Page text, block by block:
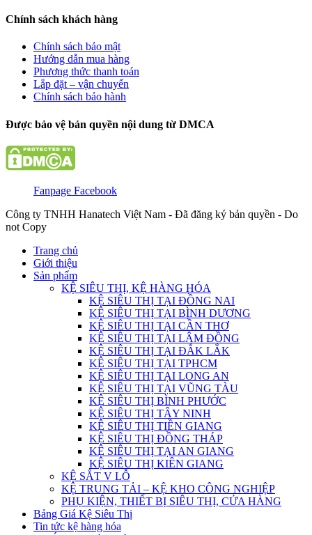
Chính sách khách hàng
Chính sách bảo mật
Hướng dẫn mua hàng
Phương thức thanh toán
Lắp đặt – vận chuyển
Chính sách bảo hành
Được bảo vệ bản quyền nội dung từ DMCA
Fanpage Facebook
Công ty TNHH Hanatech Việt Nam - Đã đăng ký bản quyền - Do
not Copy
Trang chủ
Giới thiệu
Sản phẩm
KỆ SIÊU THỊ, KỆ HÀNG HÓA
KỆ SIÊU THỊ TẠI ĐỒNG NAI
KỆ SIÊU THỊ TẠI BÌNH DƯƠNG
KỆ SIÊU THỊ TẠI CẦN THƠ
KỆ SIÊU THỊ TẠI LÂM ĐỒNG
KỆ SIÊU THỊ TẠI ĐẮK LẮK
KỆ SIÊU THỊ TẠI TPHCM
KỆ SIÊU THỊ TẠI LONG AN
KỆ SIÊU THỊ TẠI VŨNG TÀU
KỆ SIÊU THỊ BÌNH PHƯỚC
KỆ SIÊU THỊ TÂY NINH
KỆ SIÊU THỊ TIỀN GIANG
KỆ SIÊU THỊ ĐỒNG THÁP
KỆ SIÊU THỊ TẠI AN GIANG
KỆ SIÊU THỊ KIÊN GIANG
KỆ SẮT V LỖ
KỆ TRUNG TẢI – KỆ KHO CÔNG NGHIỆP
PHỤ KIỆN, THIẾT BỊ SIÊU THỊ, CỬA HÀNG
Bảng Giá Kệ Siêu Thị
Tin tức kệ hàng hóa